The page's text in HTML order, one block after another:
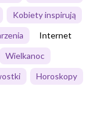
Kobiety inspirują
Internet
Wielkanoc
Horoskopy